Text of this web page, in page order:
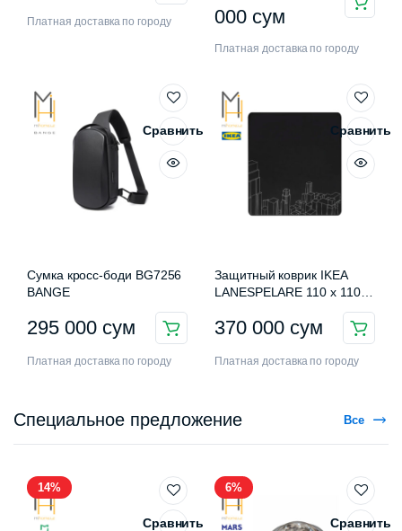
Платная доставка по городу
000 сум
Платная доставка по городу
Сравнить
Сумка кросс-боди BG7256
BANGE
295 000 сум
Платная доставка по городу
Сравнить
Защитный коврик IKEA
LANESPELARE 110 x 110
370 000 сум
Платная доставка по городу
Специальное предложение Все
14%
Сравнить
6%
Сравнить